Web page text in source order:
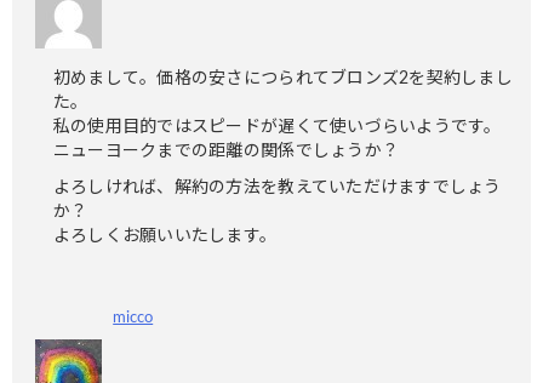
初めまして。価格の安さにつられてブロンズ2を契約しまし
た。
私の使用目的ではスピードが遅くて使いづらいようです。
ニューヨークまでの距離の関係でしょうか？
よろしければ、解約の方法を教えていただけますでしょう
か？
よろしくお願いいたします。
micco